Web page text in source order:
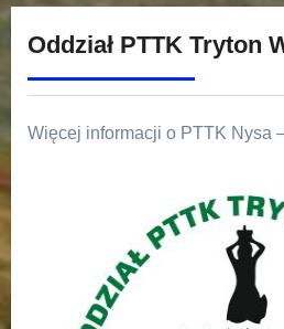
Oddział PTTK Tryton
Więcej informacji o PTTK Nysa